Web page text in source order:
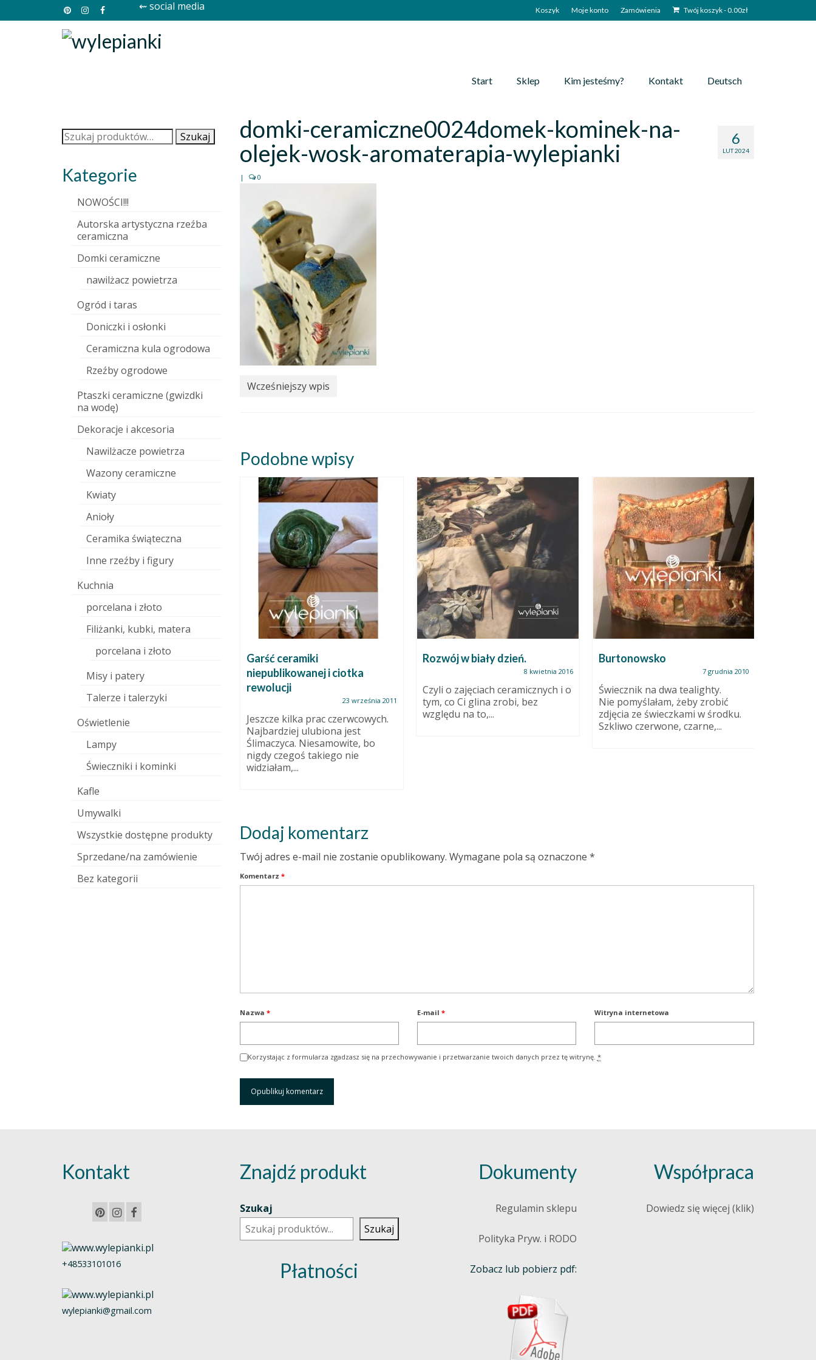
Koszyk Moje konto Zamówienia Twój koszyk-0.00zł
⇜ social media
Start Sklep Kim jesteśmy? Kontakt Deutsch
6
LUT 2024
domki-ceramiczne0024domek-kominek-na-
olejek-wosk-aromaterapia-wylepianki
| 0
Wcześniejszy wpis
Podobne wpisy
jakoś się toczy.
25 listopada 2010
toczy się, robi, wyrabia, lepi,
super. mam już wszystko. piec
już...
Garść ceramiki
niepublikowanej i ciotka
rewolucji
23 września 2011
Jeszcze kilka prac czerwcowych.
Najbardziej ulubiona jest
Ślimaczyca. Niesamowite, bo
nigdy czegoś takiego nie
widziałam,...
Rozwój w biały dzień.
8 kwietnia 2016
Czyli o zajęciach ceramicznych i o
tym, co Ci glina zrobi, bez
względu na to,...
Burtonowsko
7 grudnia 2010
Świecznik na dwa tealighty.
Nie pomyślałam, żeby zrobić
zdjęcia ze świeczkami w środku.
Szkliwo czerwone, czarne,...
Dodaj komentarz
Twój adres e-mail nie zostanie opublikowany. Wymagane pola są oznaczone *
Komentarz *
Nazwa * E-mail * Witryna internetowa
Korzystając z formularza zgadzasz się na przechowywanie i przetwarzanie twoich danych przez tę witrynę. *
Szukaj: Szukaj
Kategorie
NOWOŚCI!!!
Autorska artystyczna rzeźba
ceramiczna
Domki ceramiczne
nawilżacz powietrza
Ogród i taras
Doniczki i osłonki
Ceramiczna kula ogrodowa
Rzeźby ogrodowe
Ptaszki ceramiczne (gwizdki
na wodę)
Dekoracje i akcesoria
Nawilżacze powietrza
Wazony ceramiczne
Kwiaty
Anioły
Ceramika świąteczna
Inne rzeźby i figury
Kuchnia
porcelana i złoto
Filiżanki, kubki, matera
porcelana i złoto
Misy i patery
Talerze i talerzyki
Oświetlenie
Lampy
Świeczniki i kominki
Kafle
Umywalki
Wszystkie dostępne produkty
Sprzedane/na zamówienie
Bez kategorii
Kontakt
+48533101016
wylepianki@gmail.com
Znajdź produkt
Szukaj
Szukaj
Płatności
Dokumenty
Regulamin sklepu
Polityka Pryw. i RODO
Zobacz lub pobierz pdf:
Współpraca
Dowiedz się więcej (klik)